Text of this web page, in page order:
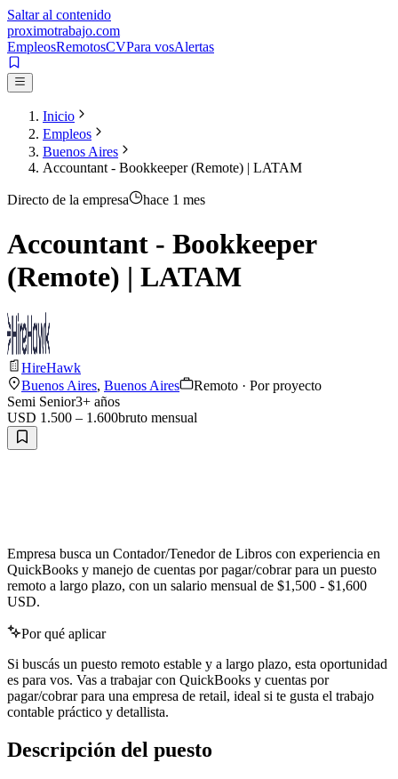
Saltar al contenido
proximotrabajo.com
EmpleosRemotosCVPara vosAlertas
Inicio
Empleos
Buenos Aires
Accountant - Bookkeeper (Remote) | LATAM
Directo de la empresa hace 1 mes
Accountant - Bookkeeper
(Remote) | LATAM
HireHawk
Buenos Aires, Buenos Aires
Remoto · Por proyecto
Semi Senior3+ años
USD 1.500 – 1.600bruto mensual
Empresa busca un Contador/Tenedor de Libros con experiencia en
QuickBooks y manejo de cuentas por pagar/cobrar para un puesto
remoto a largo plazo, con un salario mensual de $1,500 - $1,600
USD.
Por qué aplicar
Si buscás un puesto remoto estable y a largo plazo, esta oportunidad
es para vos. Vas a trabajar con QuickBooks y cuentas por
pagar/cobrar para una empresa de retail, ideal si te gusta el trabajo
contable práctico y detallista.
Descripción del puesto